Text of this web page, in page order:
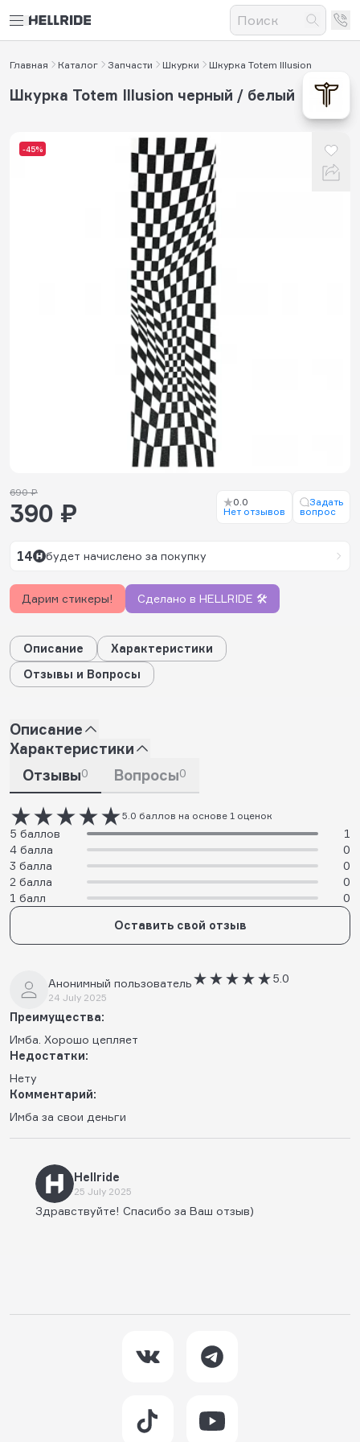
Главная Каталог Запчасти Шкурки Шкурка Totem Illusion
-45%
Шкурка Totem Illusion черный / белый
690 ₽
390 ₽
0.0
Нет отзывов
Задать
вопрос
14 будет начислено за покупку
Дарим стикеры! Сделано в HELLRIDE 🛠️
Описание
Характеристики
Отзывы и Вопросы
Описание
Характеристики
Отзывы0 Вопросы0
5.0 баллов на основе 1 оценок
5 баллов
1
4 балла
0
3 балла
0
2 балла
0
1 балл
0
Оставить свой отзыв
Анонимный пользователь
24 July 2025
5.0
Преимущества:
Имба. Хорошо цепляет
Недостатки:
Нету
Комментарий:
Имба за свои деньги
Hellride
25 July 2025
Здравствуйте! Спасибо за Ваш отзыв)